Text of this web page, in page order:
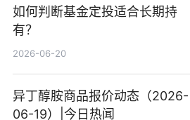
如何判断基金定投适合长期持
有？
2026-06-20
异丁醇胺商品报价动态（2026-
06-19）|今日热闻